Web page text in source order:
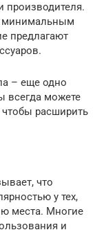
производителя.
минимальным
предлагают
– еще одно
всегда можете
расширить
что
у тех,
места. Многие
и